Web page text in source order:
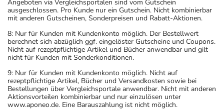
Angeboten via Vergleichsportalen sind vom Gutschein
ausgeschlossen. Pro Kunde nur ein Gutschein. Nicht kombinierbar
mit anderen Gutscheinen, Sonderpreisen und Rabatt-Aktionen.
8: Nur für Kunden mit Kundenkonto möglich. Der Bestellwert
berechnet sich abzüglich ggf. eingelöster Gutscheine und Coupons.
Nicht auf rezeptpflichtige Artikel und Bücher anwendbar und gilt
nicht für Kunden mit Sonderkonditionen.
9: Nur für Kunden mit Kundenkonto möglich. Nicht auf
rezeptpflichtige Artikel, Bücher und Versandkosten sowie bei
Bestellungen über Vergleichsportale anwendbar. Nicht mit anderen
Aktionsvorteilen kombinierbar und nur einzulösen unter
www.aponeo.de. Eine Barauszahlung ist nicht möglich.